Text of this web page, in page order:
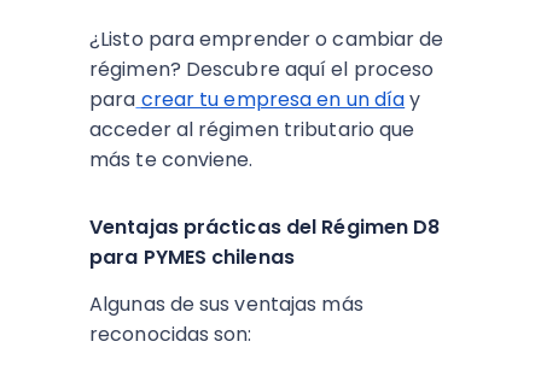
¿Listo para emprender o cambiar de
régimen? Descubre aquí el proceso
para crear tu empresa en un díay
acceder al régimen tributario que
más te conviene.
Ventajas prácticas del Régimen D8
para PYMES chilenas
Algunas de sus ventajas más
reconocidas son:​